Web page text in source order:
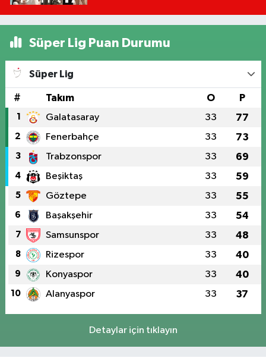
Süper Lig Puan Durumu
Süper Lig
# Takım O P
1 Galatasaray 33 77
2 Fenerbahçe 33 73
3 Trabzonspor 33 69
4 Beşiktaş 33 59
5 Göztepe 33 55
6 Başakşehir 33 54
7 Samsunspor 33 48
8 Rizespor 33 40
9 Konyaspor 33 40
10 Alanyaspor 33 37
Detaylar için tıklayın